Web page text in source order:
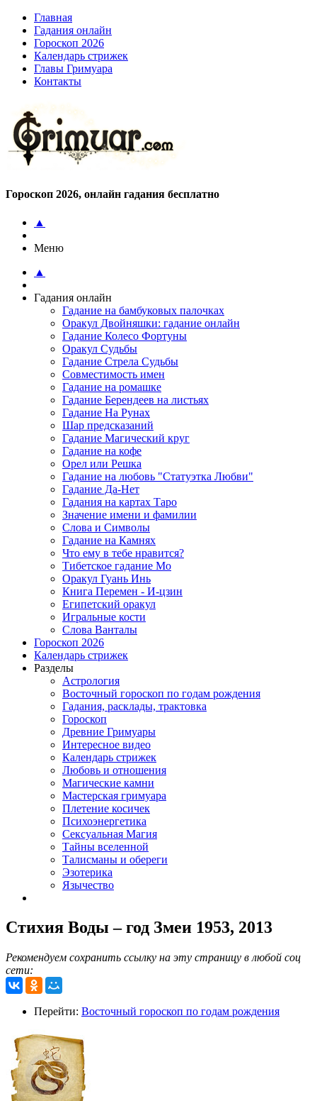
Главная
Гадания онлайн
Гороскоп 2026
Календарь стрижек
Главы Гримуара
Контакты
Гороскоп 2026, онлайн гадания бесплатно
▲
Меню
▲
Гадания онлайн
Гадание на бамбуковых палочках
Оракул Двойняшки: гадание онлайн
Гадание Колесо Фортуны
Оракул Судьбы
Гадание Стрела Судьбы
Совместимость имен
Гадание на ромашке
Гадание Берендеев на листьях
Гадание На Рунах
Шар предсказаний
Гадание Магический круг
Гадание на кофе
Орел или Решка
Гадание на любовь "Статуэтка Любви"
Гадание Да-Нет
Гадания на картах Таро
Значение имени и фамилии
Слова и Символы
Гадание на Камнях
Что ему в тебе нравится?
Тибетское гадание Мо
Оракул Гуань Инь
Книга Перемен - И-цзин
Египетский оракул
Игральные кости
Слова Ванталы
Гороскоп 2026
Календарь стрижек
Разделы
Астрология
Восточный гороскоп по годам рождения
Гадания, расклады, трактовка
Гороскоп
Древние Гримуары
Интересное видео
Календарь стрижек
Любовь и отношения
Магические камни
Мастерская гримуара
Плетение косичек
Психоэнергетика
Сексуальная Магия
Тайны вселенной
Талисманы и обереги
Эзотерика
Язычество
Стихия Воды – год Змеи 1953, 2013
Рекомендуем сохранить ссылку на эту страницу в любой соц
сети:
Перейти: Восточный гороскоп по годам рождения